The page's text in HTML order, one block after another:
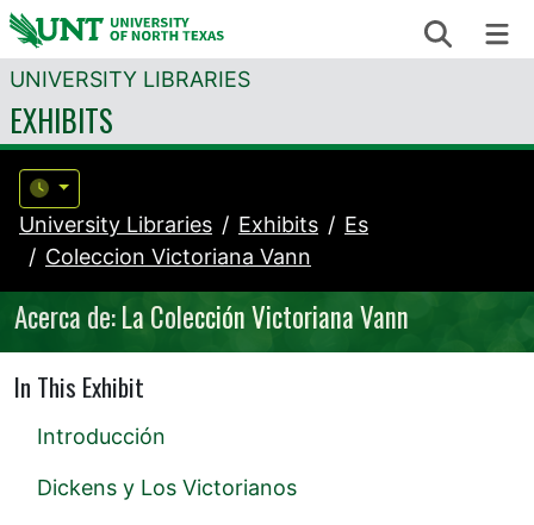
Skip to content Search
UNIVERSITY LIBRARIES
EXHIBITS
University Libraries Exhibits
Es
Coleccion Victoriana Vann
Acerca de: La Colección Victoriana Vann
In This Exhibit
Introducción
Dickens y Los Victorianos